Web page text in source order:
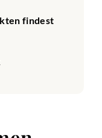
findest